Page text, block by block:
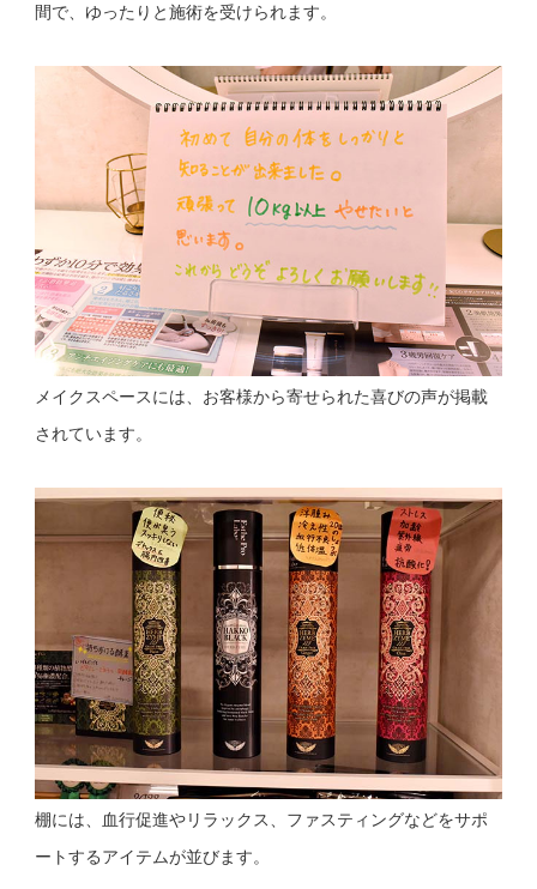
間で、ゆったりと施術を受けられます。
メイクスペースには、お客様から寄せられた喜びの声が掲載
されています。
棚には、血行促進やリラックス、ファスティングなどをサポ
ートするアイテムが並びます。